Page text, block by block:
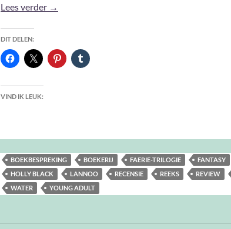
Lees verder Water – Holly Black
→
DIT DELEN:
VIND IK LEUK:
BOEKBESPREKING BOEKERIJ FAERIE-TRILOGIE
FANTASY
HOLLY BLACK
LANNOO RECENSIE REEKS
REVIEW
WATER
YOUNG ADULT